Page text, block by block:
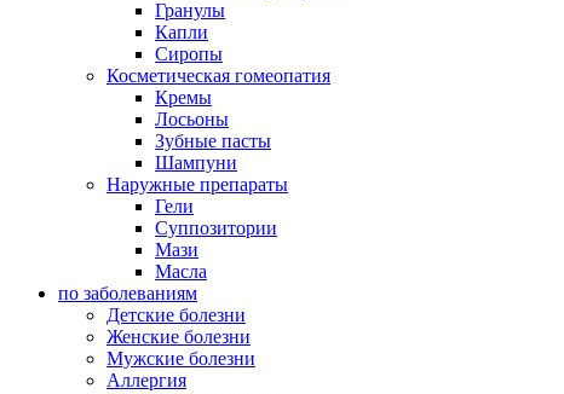
Гранулы
Капли
Сиропы
Косметическая гомеопатия
Кремы
Лосьоны
Зубные пасты
Шампуни
Наружные препараты
Гели
Суппозитории
Мази
Масла
по заболеваниям
Детские болезни
Женские болезни
Мужские болезни
Аллергия